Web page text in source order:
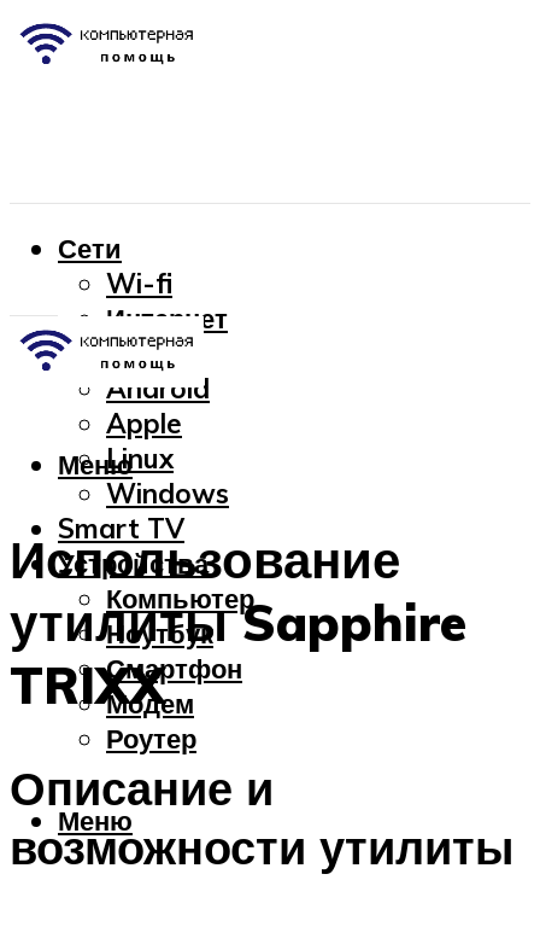
Сети
Wi-fi
Интернет
OC
Android
Apple
Linux
Windows
Smart TV
Устройства
Компьютер
Ноутбук
Смартфон
Модем
Роутер
Меню
Меню
Использование
утилиты Sapphire
TRIXX
Описание и
возможности утилиты